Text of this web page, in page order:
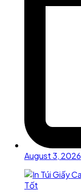
August 3, 2026